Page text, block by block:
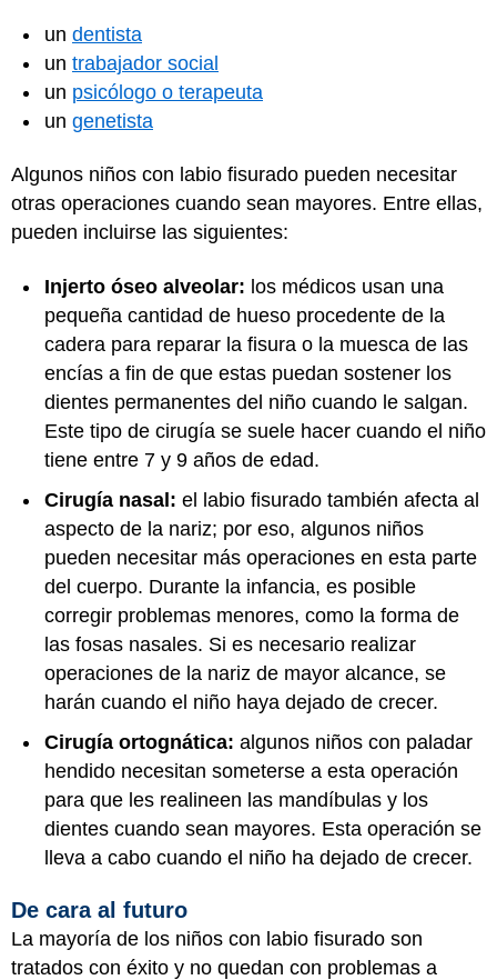
un dentista
un trabajador social
un psicólogo o terapeuta
un genetista
Algunos niños con labio fisurado pueden necesitar
otras operaciones cuando sean mayores. Entre ellas,
pueden incluirse las siguientes:
Injerto óseo alveolar: los médicos usan una
pequeña cantidad de hueso procedente de la
cadera para reparar la fisura o la muesca de las
encías a fin de que estas puedan sostener los
dientes permanentes del niño cuando le salgan.
Este tipo de cirugía se suele hacer cuando el niño
tiene entre 7 y 9 años de edad.
Cirugía nasal: el labio fisurado también afecta al
aspecto de la nariz; por eso, algunos niños
pueden necesitar más operaciones en esta parte
del cuerpo. Durante la infancia, es posible
corregir problemas menores, como la forma de
las fosas nasales. Si es necesario realizar
operaciones de la nariz de mayor alcance, se
harán cuando el niño haya dejado de crecer.
Cirugía ortognática: algunos niños con paladar
hendido necesitan someterse a esta operación
para que les realineen las mandíbulas y los
dientes cuando sean mayores. Esta operación se
lleva a cabo cuando el niño ha dejado de crecer.
De cara al futuro
La mayoría de los niños con labio fisurado son
tratados con éxito y no quedan con problemas a